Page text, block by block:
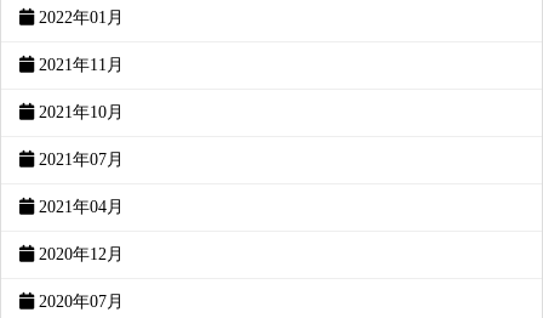
2022年01月
2021年11月
2021年10月
2021年07月
2021年04月
2020年12月
2020年07月